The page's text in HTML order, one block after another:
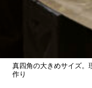
真四角の大きめサイズ。
作り